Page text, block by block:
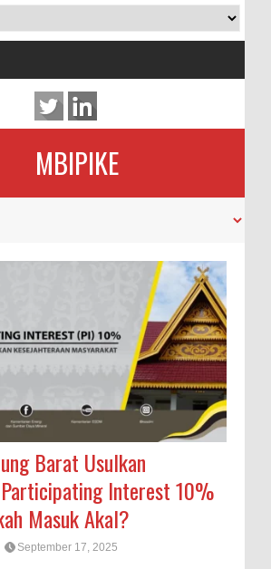
MBIPIKE
Barat Usulkan
Interest 10%
Masuk Akal?
September 17, 2025